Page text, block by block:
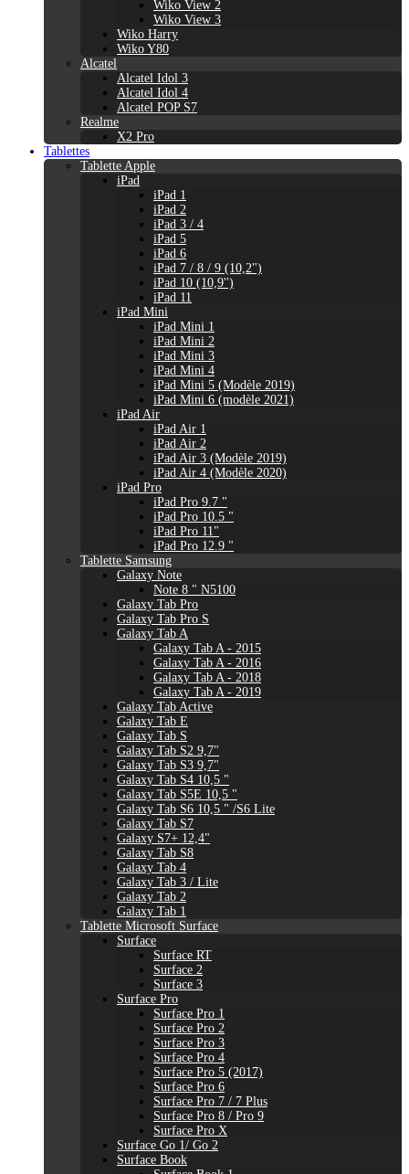
Wiko View 2
Wiko View 3
Wiko Harry
Wiko Y80
Alcatel
Alcatel Idol 3
Alcatel Idol 4
Alcatel POP S7
Realme
X2 Pro
Tablettes
Tablette Apple
iPad
iPad 1
iPad 2
iPad 3 / 4
iPad 5
iPad 6
iPad 7 / 8 / 9 (10,2")
iPad 10 (10,9'')
iPad 11
iPad Mini
iPad Mini 1
iPad Mini 2
iPad Mini 3
iPad Mini 4
iPad Mini 5 (Modèle 2019)
iPad Mini 6 (modèle 2021)
iPad Air
iPad Air 1
iPad Air 2
iPad Air 3 (Modèle 2019)
iPad Air 4 (Modèle 2020)
iPad Pro
iPad Pro 9.7 "
iPad Pro 10.5 "
iPad Pro 11"
iPad Pro 12.9 "
Tablette Samsung
Galaxy Note
Note 8 " N5100
Galaxy Tab Pro
Galaxy Tab Pro S
Galaxy Tab A
Galaxy Tab A - 2015
Galaxy Tab A - 2016
Galaxy Tab A - 2018
Galaxy Tab A - 2019
Galaxy Tab Active
Galaxy Tab E
Galaxy Tab S
Galaxy Tab S2 9,7"
Galaxy Tab S3 9,7"
Galaxy Tab S4 10,5 "
Galaxy Tab S5E 10,5 "
Galaxy Tab S6 10,5 " /S6 Lite
Galaxy Tab S7
Galaxy S7+ 12,4"
Galaxy Tab S8
Galaxy Tab 4
Galaxy Tab 3 / Lite
Galaxy Tab 2
Galaxy Tab 1
Tablette Microsoft Surface
Surface
Surface RT
Surface 2
Surface 3
Surface Pro
Surface Pro 1
Surface Pro 2
Surface Pro 3
Surface Pro 4
Surface Pro 5 (2017)
Surface Pro 6
Surface Pro 7 / 7 Plus
Surface Pro 8 / Pro 9
Surface Pro X
Surface Go 1/ Go 2
Surface Book